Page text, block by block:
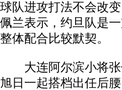
球队进攻打法不会改
佩兰表示，约旦队是
整体配合比较默契。
大连阿尔滨小将张
旭日一起搭档出任后腰